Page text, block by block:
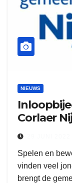
NIEUWS
Corlaer
Spelen en
vinden veel
brengt de